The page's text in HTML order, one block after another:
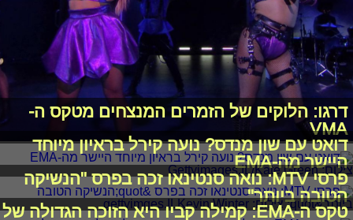
דרגו: הלוקים של הזמרים המנצחים מטקס ה-
VMA
דואט עם שון מנדס? נועה קירל בראיון מיוחד
היישר מה-EMA
פרסי MTV: נואה סנטינאו זכה בפרס "הנשיקה
הטובה ביותר"
טקס ה-EMA: קמילה קביו היא הזוכה הגדולה של